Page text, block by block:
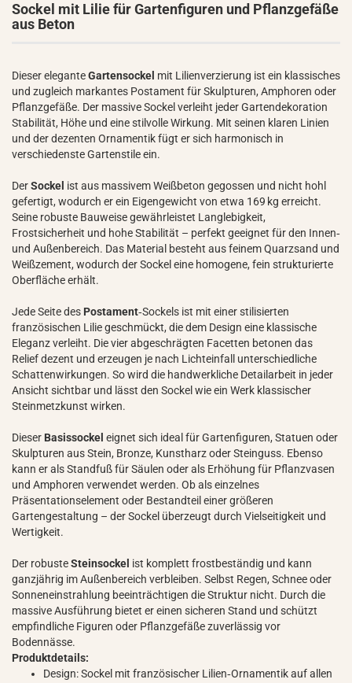
Sockel mit Lilie für Gartenfiguren und Pflanzgefäße
aus Beton
Dieser eleganteGartensockel mit Lilienverzierung ist ein klassisches
und zugleich markantes Postament für Skulpturen, Amphoren oder
Pflanzgefäße. Der massive Sockel verleiht jeder Gartendekoration
Stabilität, Höhe und eine stilvolle Wirkung. Mit seinen klaren Linien
und der dezenten Ornamentik fügt er sich harmonisch in
verschiedenste Gartenstile ein.
DerSockel ist aus massivem Weißbeton gegossen und nicht hohl
gefertigt, wodurch er ein Eigengewicht von etwa 169 kg erreicht.
Seine robuste Bauweise gewährleistet Langlebigkeit,
Frostsicherheit und hohe Stabilität – perfekt geeignet für den Innen‑
und Außenbereich. Das Material besteht aus feinem Quarzsand und
Weißzement, wodurch der Sockel eine homogene, fein strukturierte
Oberfläche erhält.
Jede Seite des Postament‑Sockels ist mit einer stilisierten
französischen Lilie geschmückt, die dem Design eine klassische
Eleganz verleiht. Die vier abgeschrägten Facetten betonen das
Relief dezent und erzeugen je nach Lichteinfall unterschiedliche
Schattenwirkungen. So wird die handwerkliche Detailarbeit in jeder
Ansicht sichtbar und lässt den Sockel wie ein Werk klassischer
Steinmetzkunst wirken.
Dieser Basissockel eignet sich ideal für Gartenfiguren, Statuen oder
Skulpturen aus Stein, Bronze, Kunstharz oder Steinguss. Ebenso
kann er als Standfuß für Säulen oder als Erhöhung für Pflanzvasen
und Amphoren verwendet werden. Ob als einzelnes
Präsentationselement oder Bestandteil einer größeren
Gartengestaltung – der Sockel überzeugt durch Vielseitigkeit und
Wertigkeit.
Der robusteSteinsockel ist komplett frostbeständig und kann
ganzjährig im Außenbereich verbleiben. Selbst Regen, Schnee oder
Sonneneinstrahlung beeinträchtigen die Struktur nicht. Durch die
massive Ausführung bietet er einen sicheren Stand und schützt
empfindliche Figuren oder Pflanzgefäße zuverlässig vor
Bodennässe.
Produktdetails:
Design: Sockel mit französischer Lilien‑Ornamentik auf allen